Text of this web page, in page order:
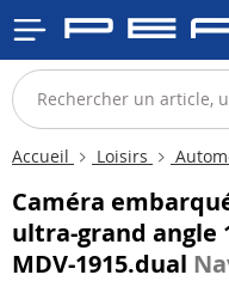
Accueil Loisirs
Caméra
ultra-grand angle
MDV-1915.dual